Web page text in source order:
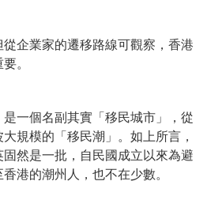
企業家的遷移路線可觀察，香港
。
一個名副其實「移民城市」，從
規模的「移民潮」。如上所言，
然是一批，自民國成立以來為避
港的潮州人，也不在少數。